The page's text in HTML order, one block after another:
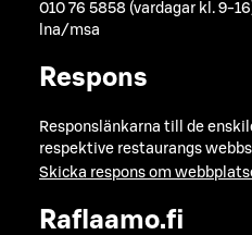
010 76 5858 (vardagar kl. 9-
lna/msa
Respons
Responslänkarna till de
respektive restaurangs
Skicka respons om
Raflaamo.fi